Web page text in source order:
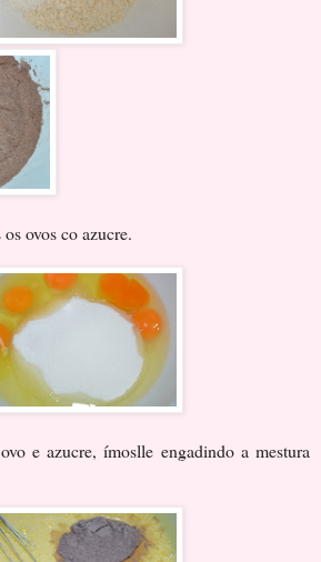
ovos co azucre.
e azucre, ímoslle engadindo a mestura